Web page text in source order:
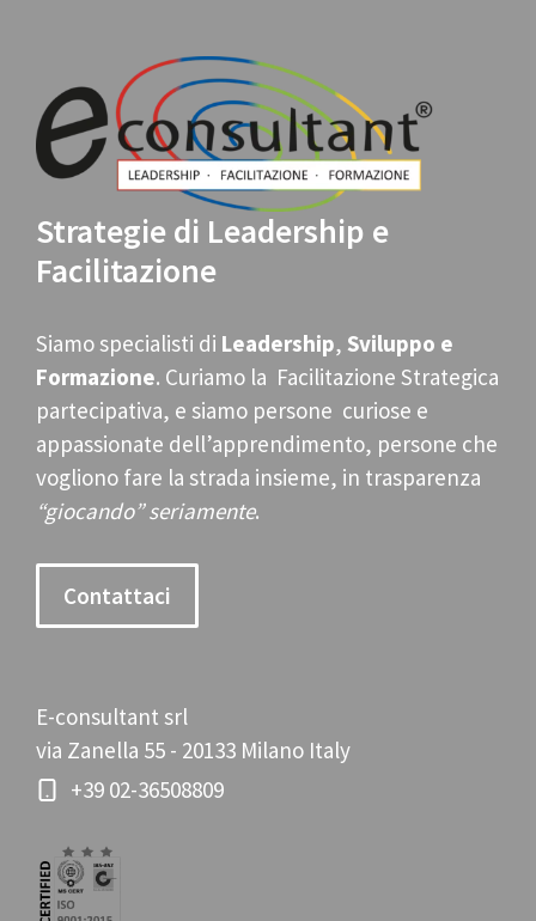
Strategie di Leadership e
Facilitazione
Siamo specialisti di Leadership, Sviluppo e
Formazione. Curiamo la Facilitazione Strategica
partecipativa, e siamo persone curiose e
appassionate dell’apprendimento, persone che
vogliono fare la strada insieme, in trasparenza
“giocando” seriamente.
Contattaci
E-consultant srl
via Zanella 55 - 20133 Milano Italy
+39 02-36508809